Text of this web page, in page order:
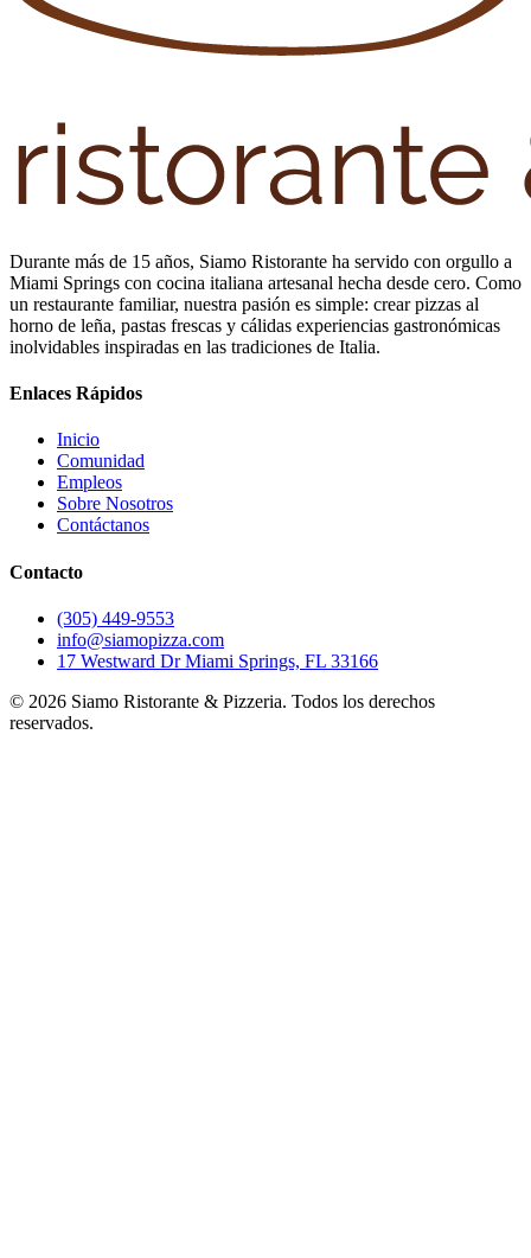
Durante más de 15 años, Siamo Ristorante ha servido con orgullo a
Miami Springs con cocina italiana artesanal hecha desde cero. Como
un restaurante familiar, nuestra pasión es simple: crear pizzas al
horno de leña, pastas frescas y cálidas experiencias gastronómicas
inolvidables inspiradas en las tradiciones de Italia.
Enlaces Rápidos
Inicio
Comunidad
Empleos
Sobre Nosotros
Contáctanos
Contacto
(305) 449-9553
info@siamopizza.com
17 Westward Dr Miami Springs, FL 33166
© 2026 Siamo Ristorante & Pizzeria. Todos los derechos
reservados.